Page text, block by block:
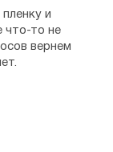
и
что-то не
вернем